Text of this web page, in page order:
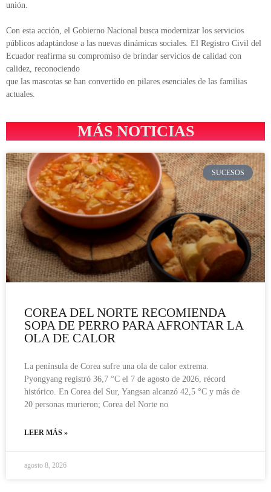
unión.
Con esta acción, el Gobierno Nacional busca modernizar los servicios
públicos adaptándose a las nuevas dinámicas sociales. El Registro Civil del
Ecuador reafirma su compromiso de brindar servicios de calidad con
calidez, reconociendo
que las mascotas se han convertido en pilares esenciales de las familias
actuales.
MÁS NOTICIAS
SUCESOS
COREA DEL NORTE RECOMIENDA
SOPA DE PERRO PARA AFRONTAR LA
OLA DE CALOR
La península de Corea sufre una ola de calor extrema.
Pyongyang registró 36,7 °C el 7 de agosto de 2026, récord
histórico. En Corea del Sur, Yangsan alcanzó 42,5 °C y más de
20 personas murieron; Corea del Norte no
LEER MÁS »
agosto 8, 2026